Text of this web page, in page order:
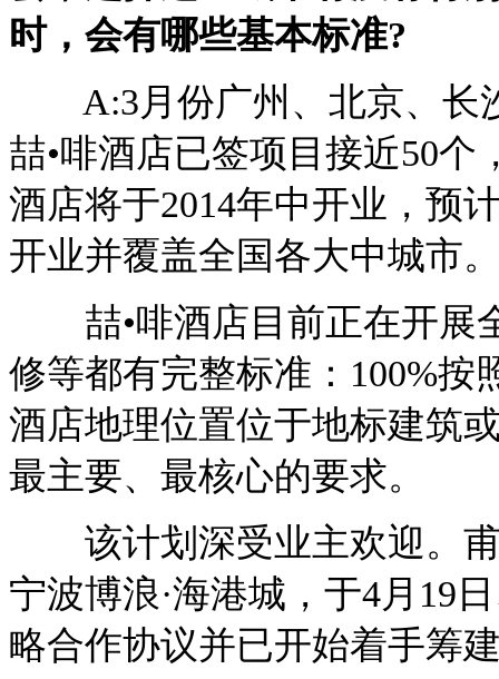
时，会有哪些基本标准?
A:3月份广州、北京、长
喆•啡酒店已签项目接近50
酒店将于2014年中开业，预
开业并覆盖全国各大中城市
喆•啡酒店目前正在开展
修等都有完整标准：100%按
酒店地理位置位于地标建筑
最主要、最核心的要求。
该计划深受业主欢迎。甫
宁波博浪·海港城，于4月19
略合作协议并已开始着手筹